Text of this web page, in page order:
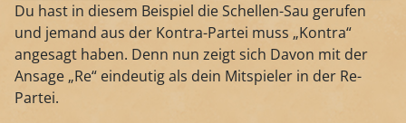
Du hast in diesem Beispiel die Schellen-Sau gerufen
und jemand aus der Kontra-Partei muss „Kontra“
angesagt haben. Denn nun zeigt sich Davon mit der
Ansage „Re“ eindeutig als dein Mitspieler in der Re-
Partei.